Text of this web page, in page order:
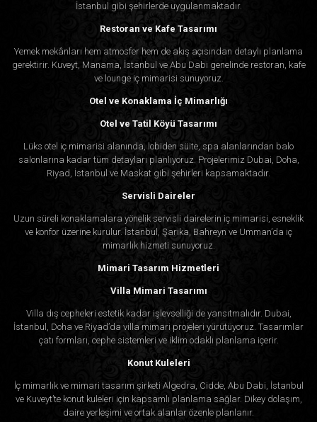
İstanbul gibi şehirlerde uygulanmaktadır.
Restoran ve Kafe Tasarımı
Yemek mekânları hem atmosfer hem de akış açısından detaylı planlama
gerektirir. Kuveyt, Manama, İstanbul ve Abu Dabi genelinde restoran, kafe
ve lounge iç mimarisi sunuyoruz.
Otel ve Konaklama İç Mimarlığı
Otel ve Tatil Köyü Tasarımı
Lüks otel iç mimarisi alanında, lobiden süite, spa alanlarından balo
salonlarına kadar tüm detayları planlıyoruz. Projelerimiz Dubai, Doha,
Riyad, İstanbul ve Maskat gibi şehirleri kapsamaktadır.
Servisli Daireler
Uzun süreli konaklamalara yönelik servisli dairelerin iç mimarisi, esneklik
ve konfor üzerine kurulur. İstanbul, Şarika, Bahreyn ve Umman’da iç
mimarlık hizmeti sunuyoruz.
Mimari Tasarım Hizmetleri
Villa Mimari Tasarımı
Villa dış cepheleri estetik kadar işlevselliği de yansıtmalıdır. Dubai,
İstanbul, Doha ve Riyad’da villa mimari projeleri yürütüyoruz. Tasarımlar
çatı formları, cephe sistemleri ve iklim odaklı planlama içerir.
Konut Kuleleri
İç mimarlık ve mimari tasarım şirketi Algedra, Cidde, Abu Dabi, İstanbul
ve Kuveyt’te konut kuleleri için kapsamlı planlama sağlar. Dikey dolaşım,
daire yerleşimi ve ortak alanlar özenle planlanır.